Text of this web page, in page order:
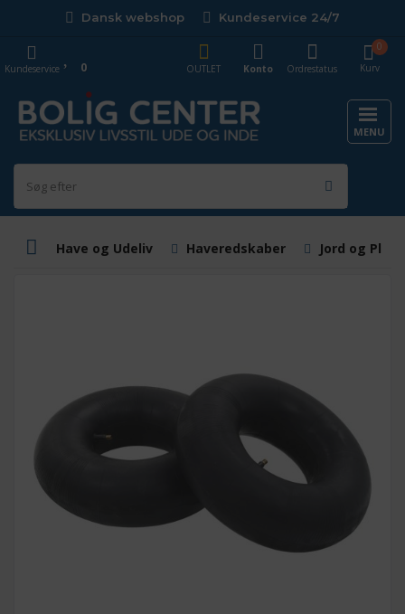
Dansk webshop Kundeservice 24/7
Kurv
0
OUTLET
Konto Ordrestatus
Kundeservice 0
MENU
Have og Udeliv Haveredskaber Jord og